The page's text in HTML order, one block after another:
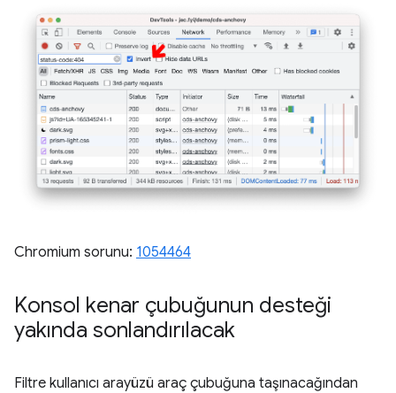
Chromium sorunu: 1054464
Konsol kenar çubuğunun desteği
yakında sonlandırılacak
Filtre kullanıcı arayüzü araç çubuğuna taşınacağından